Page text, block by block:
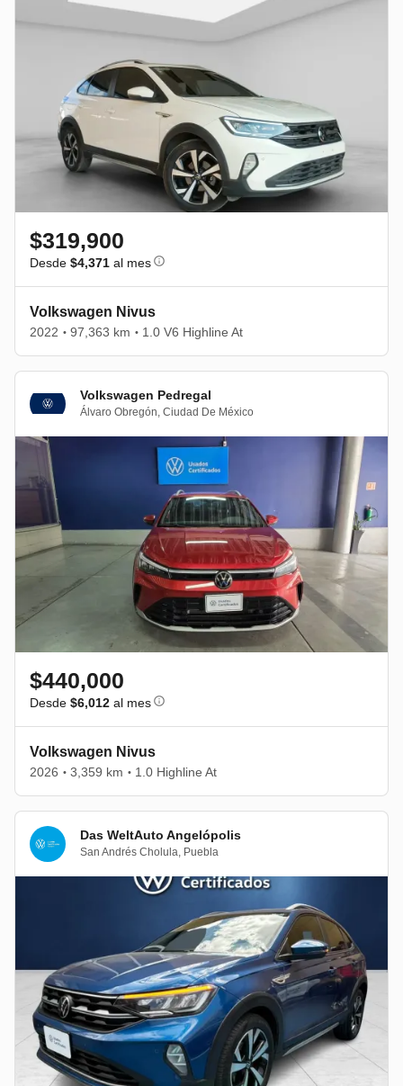
$319,900
Desde $4,371 al mes
Volkswagen Nivus
2022 • 97,363 km • 1.0 V6 Highline At
Volkswagen Pedregal
Álvaro Obregón, Ciudad De México
$440,000
Desde $6,012 al mes
Volkswagen Nivus
2026 • 3,359 km • 1.0 Highline At
Das WeltAuto Angelópolis
San Andrés Cholula, Puebla